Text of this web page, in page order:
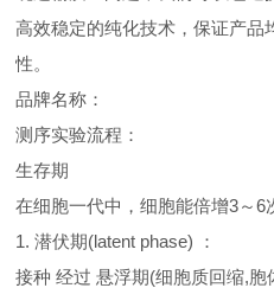
高效稳定的纯化技术，保证产品
性。
品牌名称：
测序实验流程：
生存期
在细胞一代中，细胞能倍增3～6
1. 潜伏期(latent phase) ：
接种 经过 悬浮期(细胞质回缩,胞